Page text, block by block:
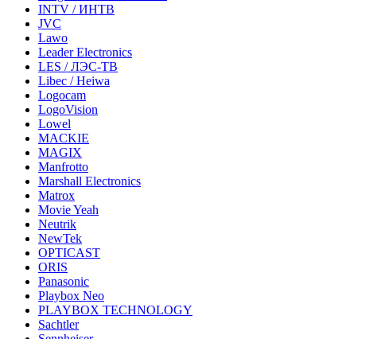
INTV / ИНТВ
JVC
Lawo
Leader Electronics
LES / ЛЭС-ТВ
Libec / Heiwa
Logocam
LogoVision
Lowel
MACKIE
MAGIX
Manfrotto
Marshall Electronics
Matrox
Movie Yeah
Neutrik
NewTek
OPTICAST
ORIS
Panasonic
Playbox Neo
PLAYBOX TECHNOLOGY
Sachtler